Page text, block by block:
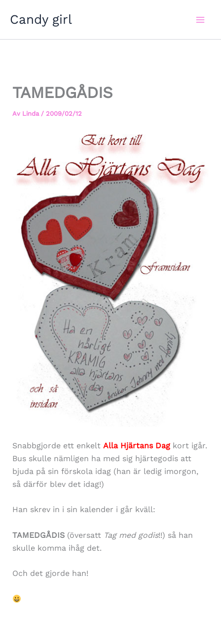
Candy girl
TAMEDGÅDIS
Av Linda / 2009/02/12
Snabbgjorde ett enkelt Alla Hjärtans Dag kort igår.
Bus skulle nämligen ha med sig hjärtegodis att
bjuda på sin förskola idag (han är ledig imorgon,
så därför blev det idag!)
Han skrev in i sin kalender i går kväll:
TAMEDGÅDIS(översatt Tag med godis!!) så han
skulle komma ihåg det.
Och det gjorde han!